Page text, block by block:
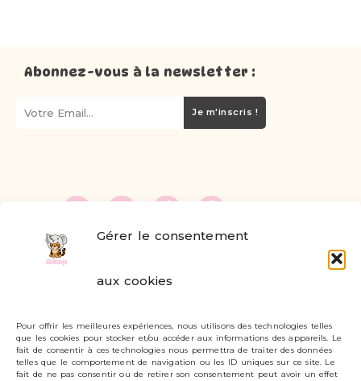
Gérer le consentement
aux cookies
Pour offrir les meilleures expériences, nous utilisons des technologies telles
que les cookies pour stocker et/ou accéder aux informations des appareils. Le
fait de consentir à ces technologies nous permettra de traiter des données
telles que le comportement de navigation ou les ID uniques sur ce site. Le
fait de ne pas consentir ou de retirer son consentement peut avoir un effet
Abonnez-vous à la newsletter :
Je m'inscris !
Livraisons et retours
Mon compte